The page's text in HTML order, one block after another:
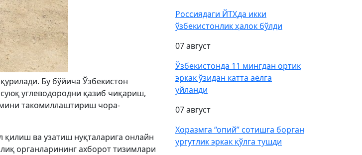
Бу бўйича Ўзбекистон
углеводородни қазиб чиқариш,
такомиллаштириш чора-
қилиш ва узатиш нуқталарига онлайн
органларининг ахборот тизимлари
Россиядаги ЙТҲда икки
ўзбекистонлик ҳалок бўлди
07 август
Ўзбекистонда 11 мингдан ортиқ
эркак ўзидан катта аёлга
уйланди
07 август
Хоразмга “опий” сотишга борган
ургутлик эркак қўлга тушди